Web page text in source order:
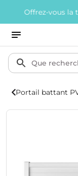
vous la
Portail battant